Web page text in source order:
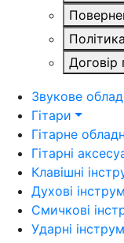
Договір
Звукове
Гітари
Гітарне
Гітарні
Клавішні
Духові
Смичкові
Ударні